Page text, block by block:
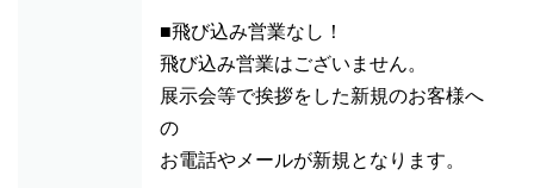
■飛び込み営業なし！
飛び込み営業はございません。
展示会等で挨拶をした新規のお客様へ
の
お電話やメールが新規となります。